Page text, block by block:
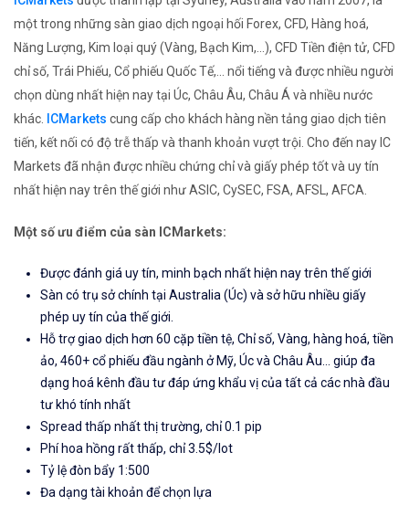
một trong những sàn giao dịch ngoại hối Forex, CFD, Hàng hoá,
Năng Lượng, Kim loại quý (Vàng, Bạch Kim,...), CFD Tiền điện tử, CFD
chỉ số, Trái Phiếu, Cổ phiếu Quốc Tế,... nổi tiếng và được nhiều người
chọn dùng nhất hiện nay tại Úc, Châu Âu, Châu Á và nhiều nước
khác.
ICMarkets cung cấp cho khách hàng nền tảng giao dịch tiên
tiến, kết nối có độ trễ thấp và thanh khoản vượt trội. Cho đến nay IC
Markets đã nhận được nhiều chứng chỉ và giấy phép tốt và uy tín
nhất hiện nay trên thế giới như ASIC, CySEC, FSA, AFSL, AFCA.
Một số ưu điểm của sàn ICMarkets:
Được đánh giá uy tín, minh bạch nhất hiện nay trên thế giới
Sàn có trụ sở chính tại Australia (Úc) và sở hữu nhiều giấy
phép uy tín của thế giới.
Hỗ trợ giao dịch hơn 60 cặp tiền tệ, Chỉ số, Vàng, hàng hoá, tiền
ảo, 460+ cổ phiếu đầu ngành ở Mỹ, Úc và Châu Âu... giúp đa
dạng hoá kênh đầu tư đáp ứng khẩu vị của tất cả các nhà đầu
tư khó tính nhất
Spread thấp nhất thị trường, chỉ 0.1 pip
Phí hoa hồng rất thấp, chỉ 3.5$/lot
Tỷ lệ đòn bẩy 1:500
Đa dạng tài khoản để chọn lựa